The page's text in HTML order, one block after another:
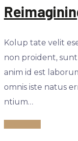
Kolup tate velit
non proident,
anim id est
omnis iste natus
ntium…